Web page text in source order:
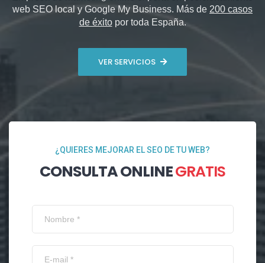
web SEO local y Google My Business. Más de 200 casos
de éxitopor toda España.
VER SERVICIOS
¿QUIERES MEJORAR EL SEO DE TU WEB?
CONSULTA ONLINEGRATIS